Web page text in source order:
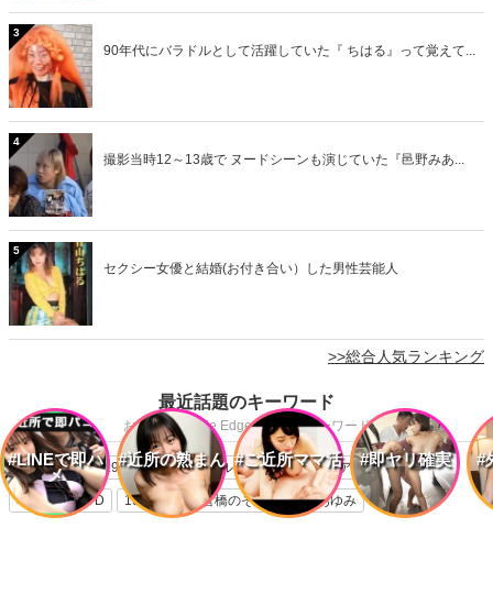
#LINEで即ハ
メ
#近所の熟まん #ご近所ママ活 #即ヤリ確実 #
3
90年代にバラドルとして活躍していた『 ちはる』って覚えて...
4
撮影当時12～13歳で ヌードシーンも演じていた『邑野みあ...
5
セクシー女優と結婚(お付き合い）した男性芸能人
>>総合人気ランキング
最近話題のキーワード
おとなのMiddle Edgeで話題のキーワード
CM 昭和 1980年代 アイドル タレント ヘアヌード 少女
写真集 DVD 1990年代 倉橋のぞみ 吉沢 あゆみ